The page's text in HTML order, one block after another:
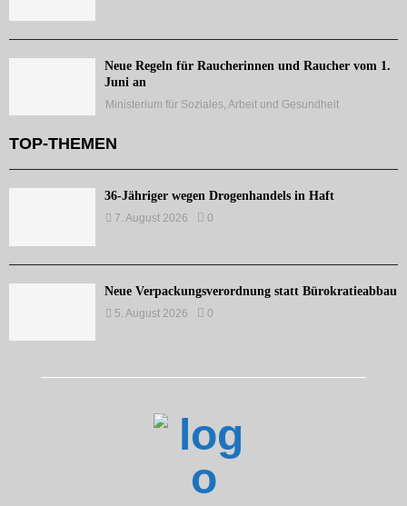
Neue Regeln für Raucherinnen und Raucher vom 1.
Juni an
Ministerium für Soziales, Arbeit und Gesundheit
TOP-THEMEN
36-Jähriger wegen Drogenhandels in Haft
7. August 2026 0
Neue Verpackungsverordnung statt Bürokratieabbau
5. August 2026 0